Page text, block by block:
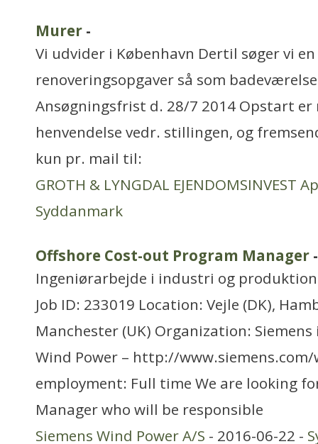
Murer -
Vi udvider i København Dertil søger vi
renoveringsopgaver så som
Ansøgningsfrist d. 28/7 2014 Opstart er
henvendelse vedr. stillingen, og
kun pr. mail til:
GROTH & LYNGDAL EJENDOMSINVEST
Syddanmark
Offshore Cost-out Program Manager -
Ingeniørarbejde i industri og produktion
Job ID: 233019 Location: Vejle (DK),
Manchester (UK) Organization: Siemens
Wind Power – http://
employment: Full time We are looking
Manager who will be responsible
Siemens Wind Power A/S - 2016-06-22 -